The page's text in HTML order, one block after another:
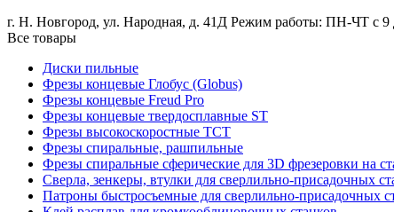
г. Н. Новгород, ул. Народная, д. 41Д Режим работы: ПН-ЧТ с 9
Все товары
Диски пильные
Фрезы концевые Глобус (Globus)
Фрезы концевые Freud Pro
Фрезы концевые твердосплавные ST
Фрезы высокоскоростные ТСТ
Фрезы спиральные, рашпильные
Фрезы спиральные сферические для 3D фрезеровки на
Сверла, зенкеры, втулки для сверлильно-присадочных
Патроны быстросъемные для сверлильно-присадочных